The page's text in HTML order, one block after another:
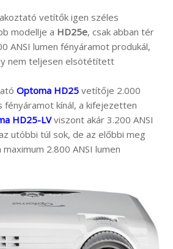
vetítők igen széles
modellje a HD25e, csak abban tér
ANSI lumen fényáramot produkál,
nem teljesen elsötétített
Optoma HD25 vetítője 2.000
fényáramot kínál, a kifejezetten
HD25-LVviszont akár 3.200 ANSI
utóbbi túl sok, de az előbbi meg
2.800 ANSI lumen